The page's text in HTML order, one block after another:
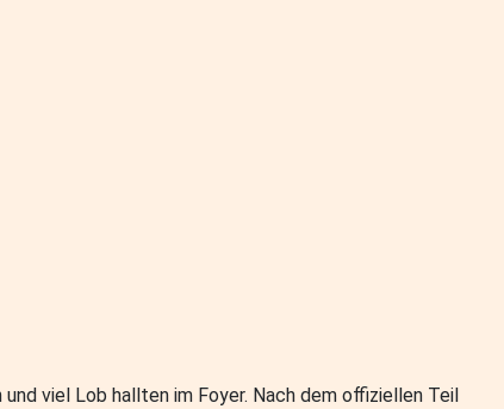
viel Lob hallten im Foyer. Nach dem offiziellen Teil